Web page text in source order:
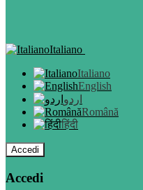
Italiano
Italiano
English
اردو
Română
हिंदी
Accedi
Accedi